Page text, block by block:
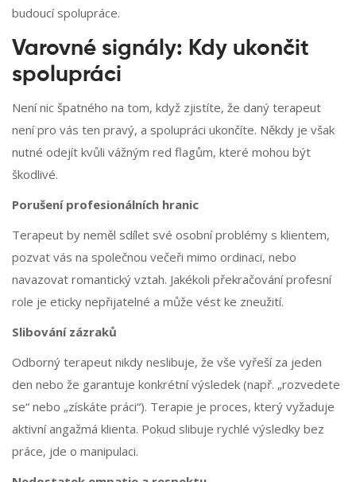
budoucí spolupráce.
Varovné signály: Kdy ukončit
spolupráci
Není nic špatného na tom, když zjistíte, že daný terapeut
není pro vás ten pravý, a spolupráci ukončíte. Někdy je však
nutné odejít kvůli vážným red flagům, které mohou být
škodlivé.
Porušení profesionálních hranic
Terapeut by neměl sdílet své osobní problémy s klientem,
pozvat vás na společnou večeři mimo ordinaci, nebo
navazovat romantický vztah. Jakékoli překračování profesní
role je eticky nepřijatelné a může vést ke zneužití.
Slibování zázraků
Odborný terapeut nikdy neslibuje, že vše vyřeší za jeden
den nebo že garantuje konkrétní výsledek (např. „rozvedete
se“ nebo „získáte práci“). Terapie je proces, který vyžaduje
aktivní angažmá klienta. Pokud slibuje rychlé výsledky bez
práce, jde o manipulaci.